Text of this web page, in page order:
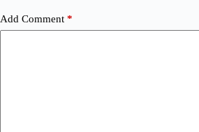
Add Comment *